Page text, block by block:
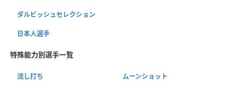
ダルビッシュセレクション
日本人選手
特殊能力別選手一覧
流し打ち ムーンショット